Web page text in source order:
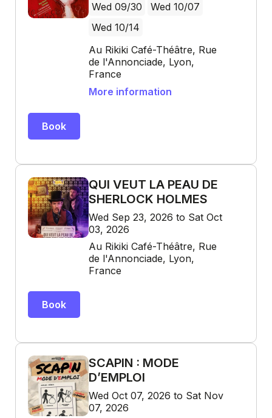
Wed 09/30
Wed 10/07
Wed 10/14
Au Rikiki Café-Théâtre, Rue
de l'Annonciade, Lyon,
France
More information
Book
QUI VEUT LA PEAU DE
SHERLOCK HOLMES
Wed Sep 23, 2026 to Sat Oct
03, 2026
Au Rikiki Café-Théâtre, Rue
de l'Annonciade, Lyon,
France
Book
SCAPIN : MODE
D’EMPLOI
Wed Oct 07, 2026 to Sat Nov
07, 2026